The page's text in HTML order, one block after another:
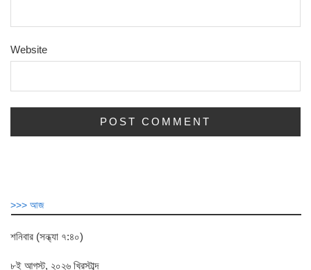
Website
>>> আজ
শনিবার (সন্ধ্যা ৭:৪০)
৮ই আগস্ট, ২০২৬ খ্রিস্টাব্দ